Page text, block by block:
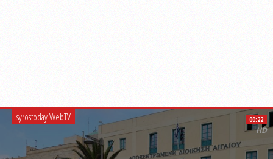
syrostoday WebTV 00:22
HD